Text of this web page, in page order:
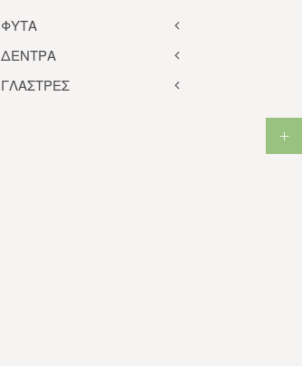
ΦΥΤΑ
ΔΕΝΤΡΑ
ΓΛΑΣΤΡΕΣ